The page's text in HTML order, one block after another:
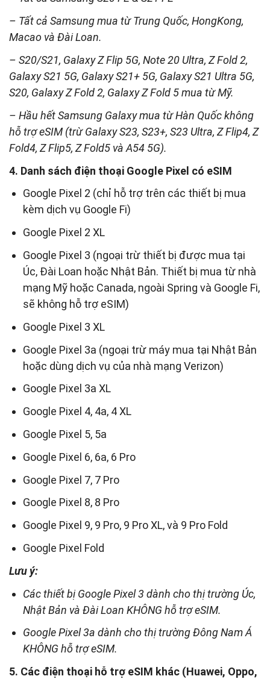
– Tất cả Samsung mua từ Trung Quốc, HongKong,
Macao và Đài Loan.
– S20/S21, Galaxy Z Flip 5G, Note 20 Ultra, Z Fold 2,
Galaxy S21 5G, Galaxy S21+ 5G, Galaxy S21 Ultra 5G,
S20, Galaxy Z Fold 2, Galaxy Z Fold 5 mua từ Mỹ.
– Hầu hết Samsung Galaxy mua từ Hàn Quốc không
hỗ trợ eSIM (trừ Galaxy S23, S23+, S23 Ultra, Z Flip4, Z
Fold4, Z Flip5, Z Fold5 và A54 5G).
4. Danh sách điện thoại Google Pixel có eSIM
Google Pixel 2 (chỉ hỗ trợ trên các thiết bị mua
kèm dịch vụ Google Fi)
Google Pixel 2 XL
Google Pixel 3 (ngoại trừ thiết bị được mua tại
Úc, Đài Loan hoặc Nhật Bản. Thiết bị mua từ nhà
mạng Mỹ hoặc Canada, ngoài Spring và Google Fi,
sẽ không hỗ trợ eSIM)
Google Pixel 3 XL
Google Pixel 3a (ngoại trừ máy mua tại Nhật Bản
hoặc dùng dịch vụ của nhà mạng Verizon)
Google Pixel 3a XL
Google Pixel 4, 4a, 4 XL
Google Pixel 5, 5a
Google Pixel 6, 6a, 6 Pro
Google Pixel 7, 7 Pro
Google Pixel 8, 8 Pro
Google Pixel 9, 9 Pro, 9 Pro XL, và 9 Pro Fold
Google Pixel Fold
Lưu ý:
Các thiết bị Google Pixel 3 dành cho thị trường Úc,
Nhật Bản và Đài Loan KHÔNG hỗ trợ eSIM.
Google Pixel 3a dành cho thị trường Đông Nam Á
KHÔNG hỗ trợ eSIM.
5. Các điện thoại hỗ trợ eSIM khác (Huawei, Oppo,